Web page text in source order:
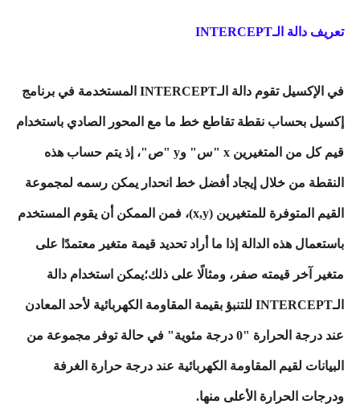
تعريف دالة الـINTERCEPT
في الإكسيل تقوم دالة الـINTERCEPT المستخدمة في برنامج
إكسيل بحساب نقطة تقاطع خط ما مع المحور الصادي باستخدام
قيم كل من المتغيرين x "س" وy "ص"، إذ يتم حساب هذه
النقطة من خلال إيجاد أفضل خط انحدار يمكن رسمه لمجموعة
القيم المتوفرة للمتغيرين (x,y)، فمن الممكن أن يقوم المستخدم
باستعمال هذه الدالة إذا ما أراد تحديد قيمة متغير معتمدًا على
متغير آخر قيمته صفر، ومثالًا على ذلك؛يمكن استخدام دالة
الـINTERCEPT للتنبؤ بقيمة المقاومة الكهربائية لأحد المعادن
عند درجة الحرارة "0 درجة مئوية" في حالة توفر مجموعة من
البيانات لقيم المقاومة الكهربائية عند درجة حرارة الغرفة
ودرجات الحرارة الأعلى منها.